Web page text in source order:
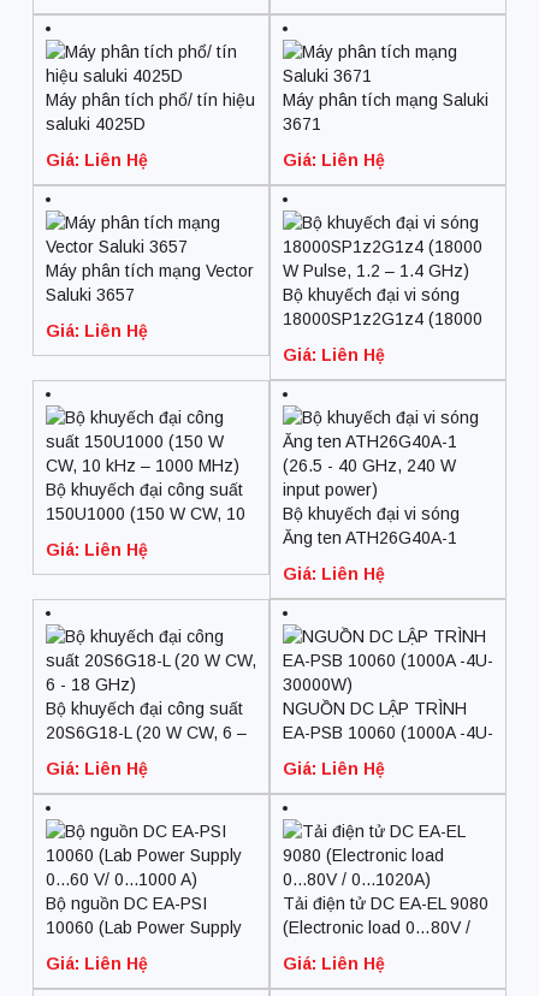
Máy phân tích phổ/ tín hiệu
saluki 4025D
Giá: Liên Hệ
Máy phân tích mạng Saluki
3671
Giá: Liên Hệ
Máy phân tích mạng Vector
Saluki 3657
Giá: Liên Hệ
Bộ khuyếch đại vi sóng
18000SP1z2G1z4 (18000
Giá: Liên Hệ
Bộ khuyếch đại công suất
150U1000 (150 W CW, 10
Giá: Liên Hệ
Bộ khuyếch đại vi sóng
Ăng ten ATH26G40A-1
input power)
Giá: Liên Hệ
Bộ khuyếch đại công suất
20S6G18-L (20 W CW, 6 –
Giá: Liên Hệ
NGUỒN DC LẬP TRÌNH
EA-PSB 10060 (1000A -4U-
Giá: Liên Hệ
Bộ nguồn DC EA-PSI
10060 (Lab Power Supply
Giá: Liên Hệ
Tải điện tử DC EA-EL 9080
(Electronic load 0…80V /
Giá: Liên Hệ